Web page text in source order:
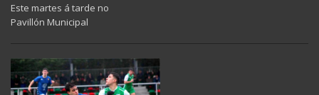
Este martes á tarde no
Pavillón Municipal